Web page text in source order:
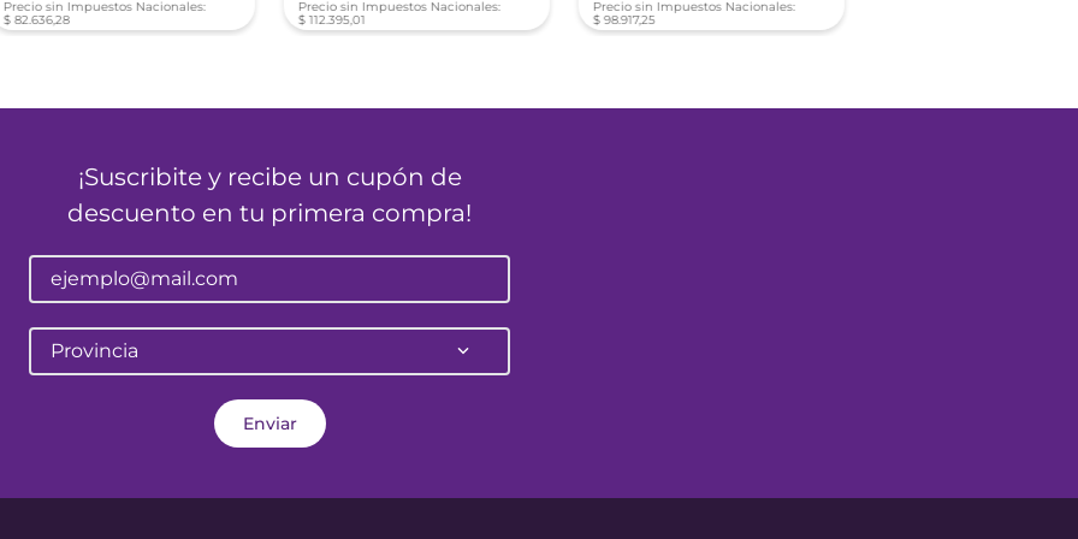
Precio sin Impuestos Nacionales:
$ 82.636,28
Precio sin Impuestos Nacionales:
$ 112.395,01
Precio sin Impuestos Nacionales:
$ 98.917,25
¡Suscribite y recibe un cupón de
descuento en tu primera compra!
Provincia
Enviar